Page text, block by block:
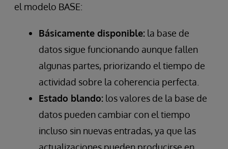
el modelo BASE:
Básicamente disponible: la base de
datos sigue funcionando aunque fallen
algunas partes, priorizando el tiempo de
actividad sobre la coherencia perfecta.
Estado blando: los valores de la base de
datos pueden cambiar con el tiempo
incluso sin nuevas entradas, ya que las